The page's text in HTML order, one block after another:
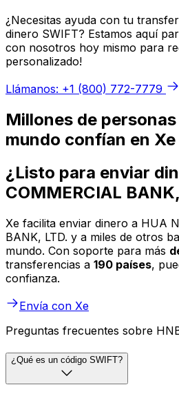
¿Necesitas ayuda con tu
dinero SWIFT? Estamos aquí
con nosotros hoy mismo para
personalizado!
Llámanos: +1 (800) 772-7779
Millones de
mundo confían en Xe
¿Listo para enviar
COMMERCIAL
Xe facilita enviar dinero a HUA
BANK, LTD. y a miles de otros
mundo. Con soporte para más
transferencias a 190 países,
confianza.
Envía con Xe
Preguntas frecuentes sobre
¿Qué es un código SWIFT?